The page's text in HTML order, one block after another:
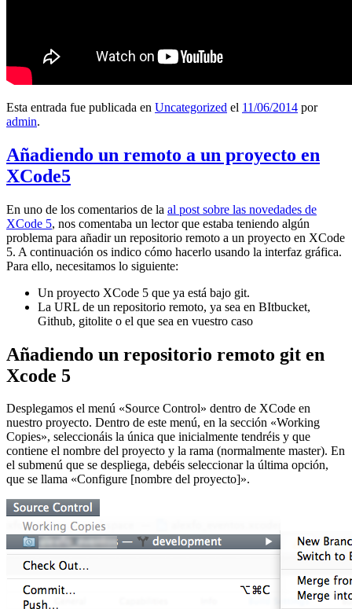
Esta entrada fue publicada en Uncategorized el 11/06/2014 por
admin.
Añadiendo un remoto a un proyecto en
XCode5
En uno de los comentarios de la al post sobre las novedades de
XCode 5, nos comentaba un lector que estaba teniendo algún
problema para añadir un repositorio remoto a un proyecto en XCode
5. A continuación os indico cómo hacerlo usando la interfaz gráfica.
Para ello, necesitamos lo siguiente:
Un proyecto XCode 5 que ya está bajo git.
La URL de un repositorio remoto, ya sea en BItbucket,
Github, gitolite o el que sea en vuestro caso
Añadiendo un repositorio remoto git en
Xcode 5
Desplegamos el menú «Source Control» dentro de XCode en
nuestro proyecto. Dentro de este menú, en la sección «Working
Copies», seleccionáis la única que inicialmente tendréis y que
contiene el nombre del proyecto y la rama (normalmente master). En
el submenú que se despliega, debéis seleccionar la última opción,
que se llama «Configure [nombre del proyecto]».